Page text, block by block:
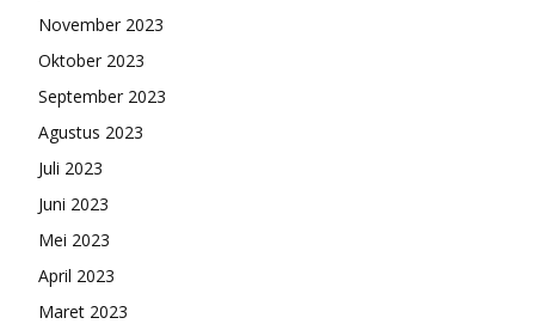
November 2023
Oktober 2023
September 2023
Agustus 2023
Juli 2023
Juni 2023
Mei 2023
April 2023
Maret 2023